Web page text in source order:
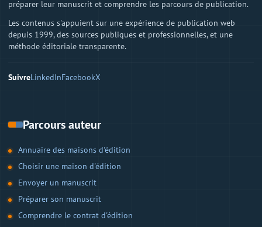
préparer leur manuscrit et comprendre les parcours de publication.
Les contenus s'appuient sur une expérience de publication web
depuis 1999, des sources publiques et professionnelles, et une
méthode éditoriale transparente.
SuivreLinkedInFacebookX
Parcours auteur
Annuaire des maisons d'édition
Choisir une maison d'édition
Envoyer un manuscrit
Préparer son manuscrit
Comprendre le contrat d'édition